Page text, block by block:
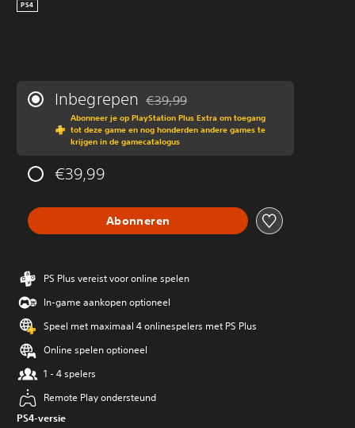
PS4
Inbegrepen Korting ten opzichte van de
€39,99
Abonneer je op PlayStation Plus Extra om toegang
tot deze game en nog honderden andere games te
krijgen in de gamecatalogus
€39,99
Abonneren
PS Plus vereist voor online spelen
In-game aankopen optioneel
Speel met maximaal 4 onlinespelers met PS Plus
Online spelen optioneel
1 - 4 spelers
Remote Play ondersteund
PS4-versie